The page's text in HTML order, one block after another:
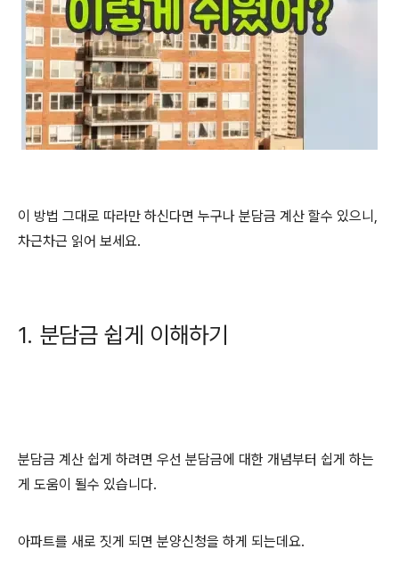
이 방법 그대로 따라만 하신다면 누구나 분담금 계산 할수 있으니,
차근차근 읽어 보세요.
1. 분담금 쉽게 이해하기
분담금 계산 쉽게 하려면 우선 분담금에 대한 개념부터 쉽게 하는
게 도움이 될수 있습니다.
아파트를 새로 짓게 되면 분양신청을 하게 되는데요.